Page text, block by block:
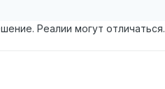
Реалии могут отличаться.